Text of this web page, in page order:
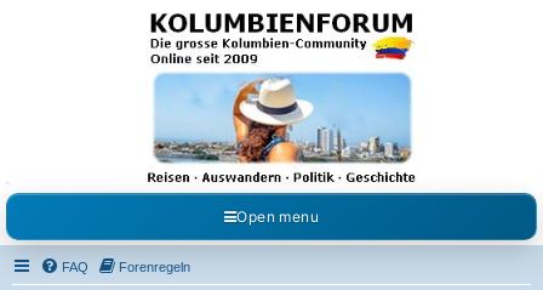
Kolumbienforum - Das
grosse Forum der
Freunde Kolumbiens
Reisen, Auswandern, Kultur, Politik, Geschichte und Visum in Kolumbien und Venezuela.
Austausch, Erfahrungen und Gemeinschaft im Kolumbienforum
Open menu
FAQ Forenregeln